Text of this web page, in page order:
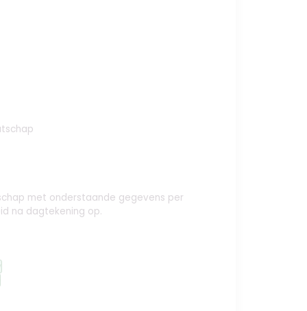
met onderstaande gegevens per
na dagtekening op.